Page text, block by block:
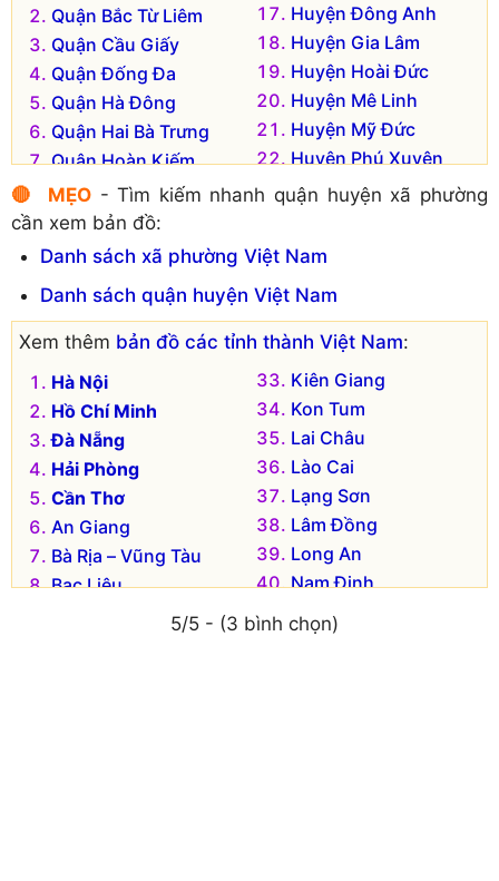
Quận Bắc Từ Liêm
Quận Cầu Giấy
Quận Đống Đa
Quận Hà Đông
Quận Hai Bà Trưng
Quận Hoàn Kiếm
Quận Hoàng Mai
Quận Long Biên
Quận Nam Từ Liêm
Quận Thanh Xuân
Thị xã Sơn Tây
Huyện Chương Mỹ
Huyện Đông Anh
Huyện Gia Lâm
Huyện Hoài Đức
Huyện Mê Linh
Huyện Mỹ Đức
Huyện Phú Xuyên
Huyện Phúc Thọ
Huyện Sóc Sơn
Huyện Thanh Oai
Huyện Thanh Trì
Huyện Ứng Hòa
🔴 MẸO- Tìm kiếm nhanh quận huyện xã phường
cần xem bản đồ:
Danh sách xã phường Việt Nam
Danh sách quận huyện Việt Nam
Xem thêm bản đồ các tỉnh thành Việt Nam:
Hà Nội
Hồ Chí Minh
Đà Nẵng
Hải Phòng
Cần Thơ
An Giang
Bà Rịa – Vũng Tàu
Bạc Liêu
Kiên Giang
Kon Tum
Lai Châu
Lào Cai
Lạng Sơn
Lâm Đồng
Long An
Nam Định
Nghệ An
Ninh Bình
5/5 - (3 bình chọn)